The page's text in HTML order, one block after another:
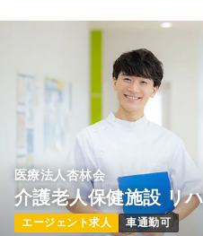
医療法人杏林会
介護老人保健施設 リ
エージェント求人 車通勤可